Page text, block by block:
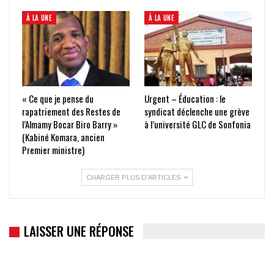
À LA UNE
« Ce que je pense du
rapatriement des Restes de
l’Almamy Bocar Biro Barry »
(Kabiné Komara, ancien
Premier ministre)
À LA UNE
Urgent – Éducation : le
syndicat déclenche une grève
à l’université GLC de Sonfonia
CHARGER PLUS D'ARTICLES
LAISSER UNE RÉPONSE